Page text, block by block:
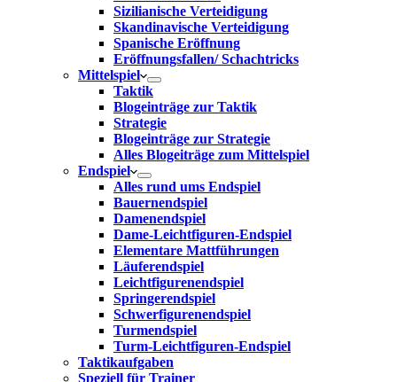
Sizilianische Verteidigung
Skandinavische Verteidigung
Spanische Eröffnung
Eröffnungsfallen/ Schachtricks
Mittelspiel
Taktik
Blogeinträge zur Taktik
Strategie
Blogeinträge zur Strategie
Alles Blogeiträge zum Mittelspiel
Endspiel
Alles rund ums Endspiel
Bauernendspiel
Damenendspiel
Dame-Leichtfiguren-Endspiel
Elementare Mattführungen
Läuferendspiel
Leichtfigurenendspiel
Springerendspiel
Schwerfigurenendspiel
Turmendspiel
Turm-Leichtfiguren-Endspiel
Taktikaufgaben
Speziell für Trainer